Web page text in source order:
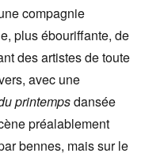
compagnie
plus ébouriffante, de
des artistes de toute
avec une
printempsdansée
préalablement
bennes, mais sur le